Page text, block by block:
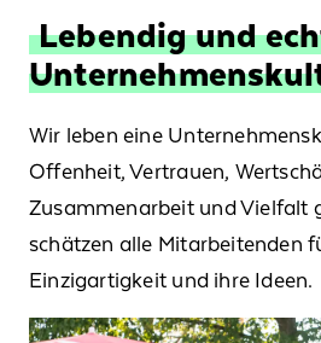
Lebendig und
Wir leben eine
Offenheit, Vertrauen,
Zusammenarbeit und Vielfalt
schätzen alle Mitarbeitenden
Einzigartigkeit und ihre Ideen.